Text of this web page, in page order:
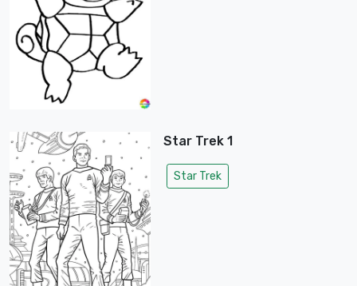
Star Trek 1
Star Trek